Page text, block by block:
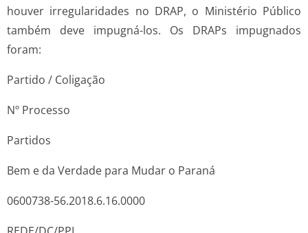
houver irregularidades no DRAP, o Ministério Público
também deve impugná-los. Os DRAPs impugnados
foram:
Partido / Coligação
Nº Processo
Partidos
Bem e da Verdade para Mudar o Paraná
0600738-56.2018.6.16.0000